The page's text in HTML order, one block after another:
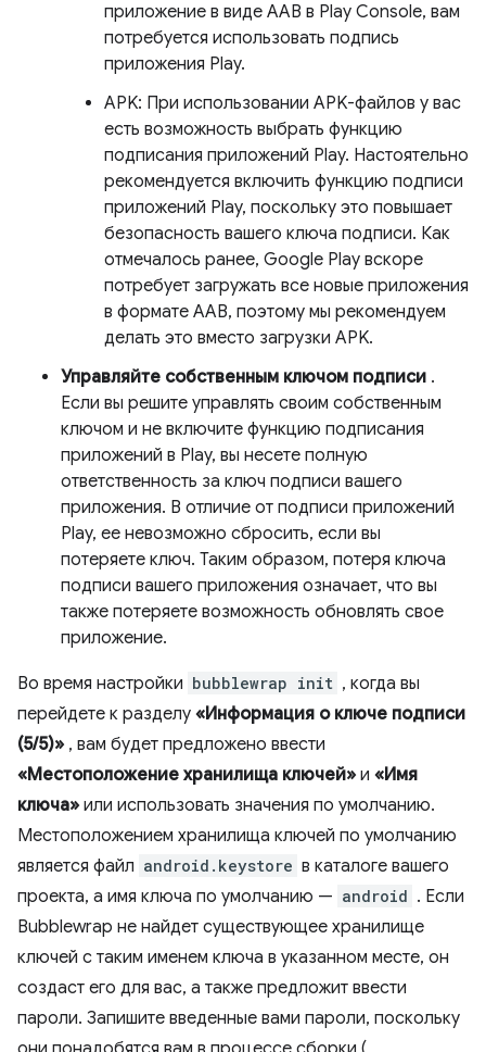
приложение в виде AAB в Play Console, вам
потребуется использовать подпись
приложения Play.
APK: При использовании APK-файлов у вас
есть возможность выбрать функцию
подписания приложений Play. Настоятельно
рекомендуется включить функцию подписи
приложений Play, поскольку это повышает
безопасность вашего ключа подписи. Как
отмечалось ранее, Google Play вскоре
потребует загружать все новые приложения
в формате AAB, поэтому мы рекомендуем
делать это вместо загрузки APK.
Управляйте собственным ключом подписи .
Если вы решите управлять своим собственным
ключом и не включите функцию подписания
приложений в Play, вы несете полную
ответственность за ключ подписи вашего
приложения. В отличие от подписи приложений
Play, ее невозможно сбросить, если вы
потеряете ключ. Таким образом, потеря ключа
подписи вашего приложения означает, что вы
также потеряете возможность обновлять свое
приложение.
Во время настройки bubblewrap init , когда вы
перейдете к разделу «Информация о ключе подписи
(5/5)» , вам будет предложено ввести
«Местоположение хранилища ключей» и «Имя
ключа» или использовать значения по умолчанию.
Местоположением хранилища ключей по умолчанию
является файл android.keystore в каталоге вашего
проекта, а имя ключа по умолчанию — android . Если
Bubblewrap не найдет существующее хранилище
ключей с таким именем ключа в указанном месте, он
создаст его для вас, а также предложит ввести
пароли. Запишите введенные вами пароли, поскольку